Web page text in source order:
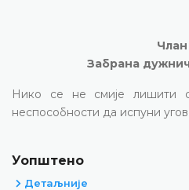
Члан
Забрана
Нико се не смије лишити
неспособности да испуни
Уопштено
Детаљније